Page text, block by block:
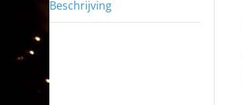
Beschrijving